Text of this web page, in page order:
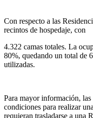
Con respecto a las
recintos de hospedaje, con
4.322 camas totales. La
80%, quedando un total de
utilizadas.
Para mayor información, las
condiciones para realizar
requieran trasladarse a una